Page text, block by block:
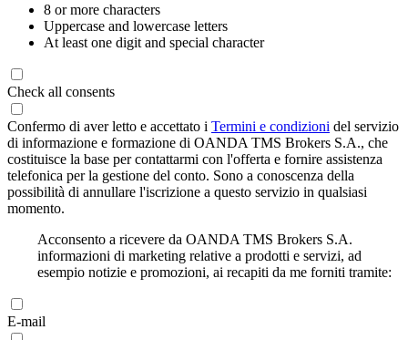
8 or more characters
Uppercase and lowercase letters
At least one digit and special character
Check all consents
Confermo di aver letto e accettato i Termini e condizioni del servizio
di informazione e formazione di OANDA TMS Brokers S.A., che
costituisce la base per contattarmi con l'offerta e fornire assistenza
telefonica per la gestione del conto. Sono a conoscenza della
possibilità di annullare l'iscrizione a questo servizio in qualsiasi
momento.
Acconsento a ricevere da OANDA TMS Brokers S.A.
informazioni di marketing relative a prodotti e servizi, ad
esempio notizie e promozioni, ai recapiti da me forniti tramite:
E-mail